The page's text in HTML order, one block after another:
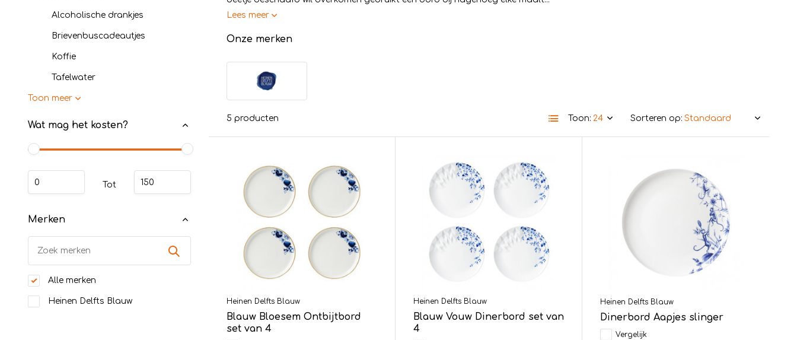
Alcoholische drankjes
Brievenbuscadeautjes
Koffie
Tafelwater
Toon meer
Wat mag het kosten?
Tot
Merken
Alle merken
Heinen Delfts Blauw
Lees meer
Onze merken
5 producten Toon: Sorteren op:
Heinen Delfts Blauw
Blauw Bloesem Ontbijtbord
set van 4
Heinen Delfts Blauw
Blauw Vouw Dinerbord set van
4
Heinen Delfts Blauw
Dinerbord Aapjes slinger
Vergelijk